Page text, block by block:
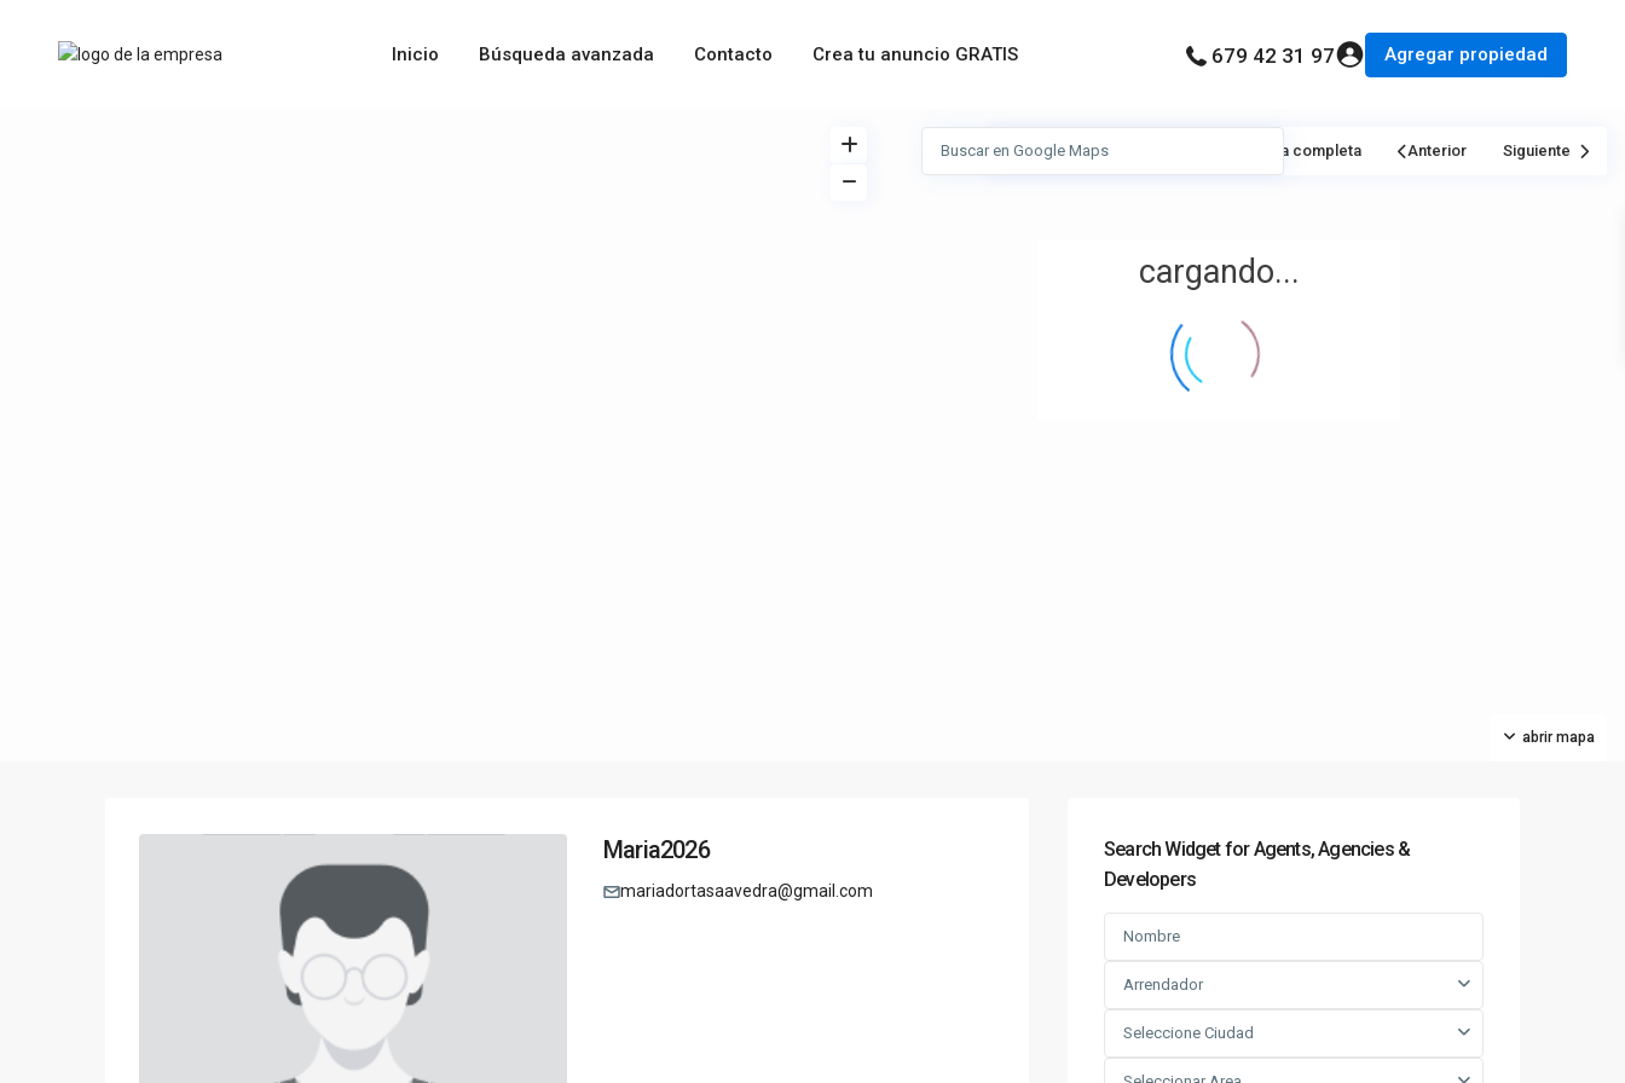
Inicio Búsqueda avanzada Contacto Crea tu anuncio GRATIS 679 42 31 97 Agregar propiedad
cargando...
abrir mapa
Ver Mi Ubicación Pantalla completa Anterior Siguiente
Maria2026
mariadortasaavedra@gmail.com
Search Widget for Agents, Agencies &
Developers
Arrendador
Seleccione Ciudad